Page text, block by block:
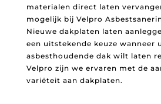
materialen direct laten
mogelijk bij Velpro
Nieuwe dakplaten laten
een uitstekende keuze wanneer
asbesthoudende dak wilt laten
Velpro zijn we ervaren met de
variëteit aan dakplaten.